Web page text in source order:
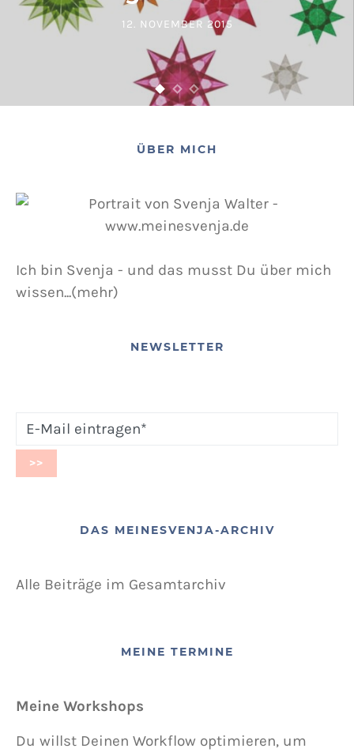
POSTED ON
12. NOVEMBER 2015
ÜBER MICH
Ich bin Svenja - und das musst Du über mich
wissen...(mehr)
NEWSLETTER
DAS MEINESVENJA-ARCHIV
Alle Beiträge im Gesamtarchiv
MEINE TERMINE
Meine Workshops
Du willst Deinen Workflow optimieren, um